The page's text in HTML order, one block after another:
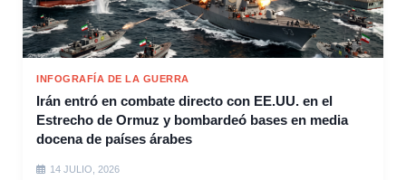
INFOGRAFÍA DE LA GUERRA
Irán entró en combate directo con EE.UU. en el
Estrecho de Ormuz y bombardeó bases en media
docena de países árabes
14 JULIO, 2026